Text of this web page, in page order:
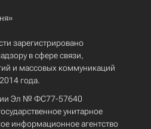
зарегистрировано
в сфере связи,
и массовых коммуникаций
года.
Эл № ФС77-57640
унитарное
информационное агентство